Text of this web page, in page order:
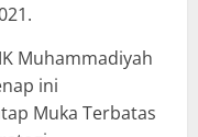
Muhammadiyah
ini
Muka Terbatas